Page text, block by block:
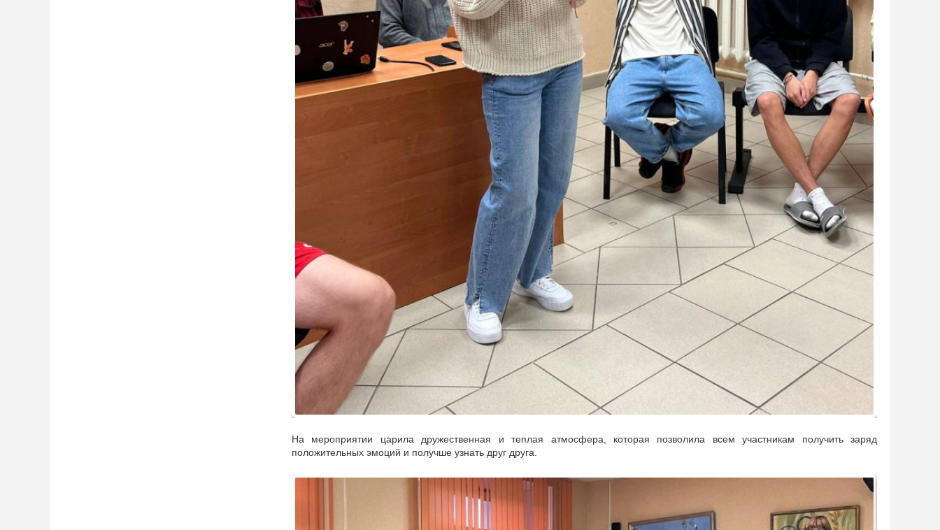
положительных эмоций и получше узнать друг друга.
Подобные встречи отлично помогают снизить психологическую нагрузку и способствуют сплочению студенческих